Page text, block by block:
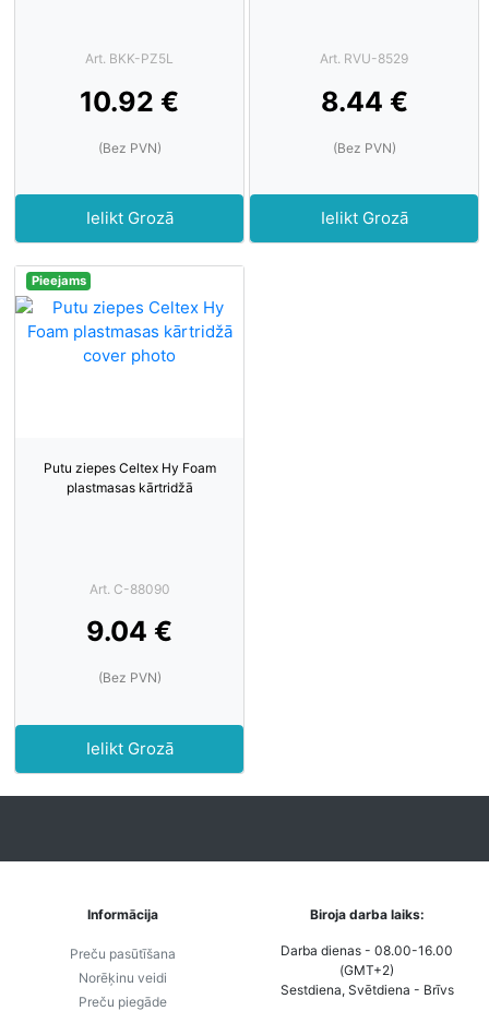
Art. BKK-PZ5L
10.92 €
(Bez PVN)
Ielikt Grozā
Art. RVU-8529
8.44 €
(Bez PVN)
Ielikt Grozā
Pieejams
Putu ziepes Celtex Hy Foam
plastmasas kārtridžā
Art. C-88090
9.04 €
(Bez PVN)
Ielikt Grozā
Informācija
Preču pasūtīšana
Norēķinu veidi
Preču piegāde
Biroja darba laiks:
Darba dienas - 08.00-16.00
(GMT+2)
Sestdiena, Svētdiena - Brīvs